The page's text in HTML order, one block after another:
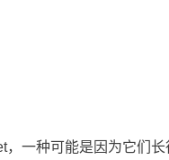
一种可能是因为它们